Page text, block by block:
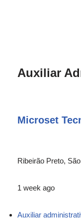
Auxiliar
Microset
Ribeirão Preto,
1 week ago
Auxiliar